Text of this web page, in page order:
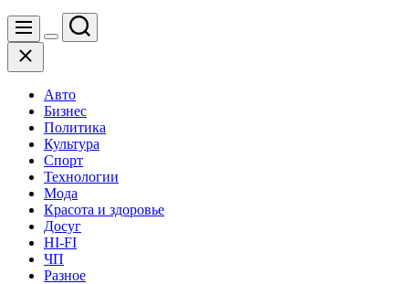
Меню
Цвет
Поиск
Закрыть
Авто
Бизнес
Политика
Культура
Спорт
Технологии
Мода
Красота и здоровье
Досуг
HI-FI
ЧП
Разное